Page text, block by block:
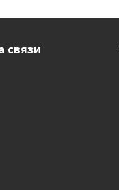
связи